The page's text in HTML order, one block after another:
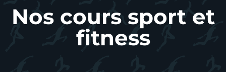
Nos cours sport et
fitness